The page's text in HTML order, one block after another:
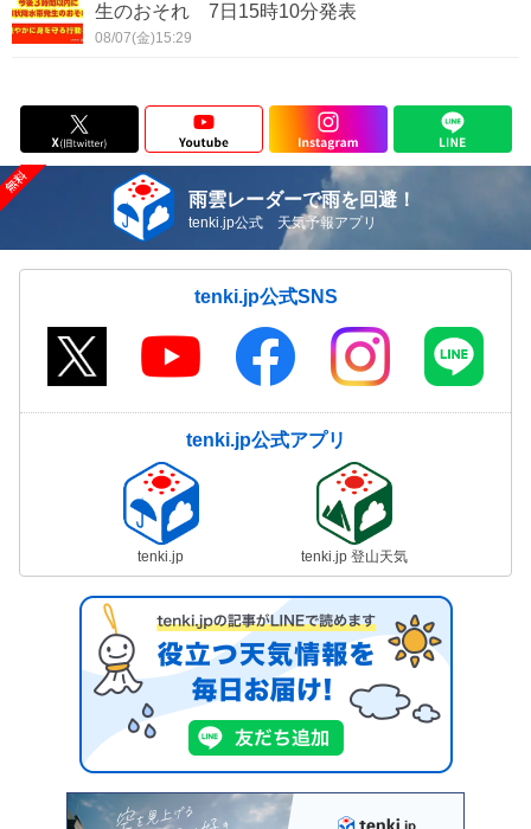
生のおそれ 7日15時10分発表
08/07(金)15:29
雨雲レーダーで雨を回避！
tenki.jp公式 天気予報アプリ
tenki.jp公式SNS
tenki.jp公式アプリ
tenki.jp tenki.jp 登山天気